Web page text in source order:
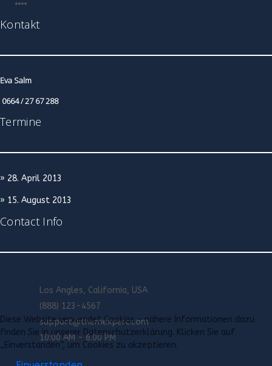
Kontakt
Eva Salm
0664 / 27 67 288
Termine
» 28. April 2013
» 15. August 2013
Contact Info
Los Angles, California, USA
(888) 123-4567
support@themexpert.com
10:00 AM - 6.00 PM
Diese Website verwendet Cookies – nähere Informationen dazu
finden Sie in unserer Datenschutzerklärung. Klicken Sie auf
„Einverstanden“, um Cookies zu akzeptieren.